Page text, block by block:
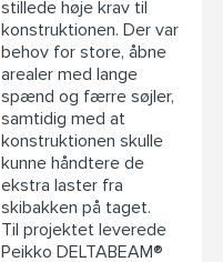
stillede høje krav til
konstruktionen. Der var
behov for store, åbne
arealer med lange
spænd og færre søjler,
samtidig med at
konstruktionen skulle
kunne håndtere de
ekstra laster fra
skibakken på taget.
Til projektet leverede
Peikko DELTABEAM®